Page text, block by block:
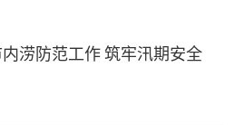
作 筑牢汛期安全